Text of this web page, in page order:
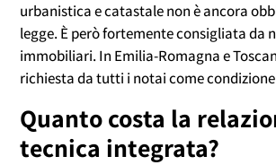
urbanistica e catastale non è ancora
legge. È però fortemente consigliata da
immobiliari. In Emilia-Romagna e
richiesta da tutti i notai come
Quanto costa la
tecnica integrata?